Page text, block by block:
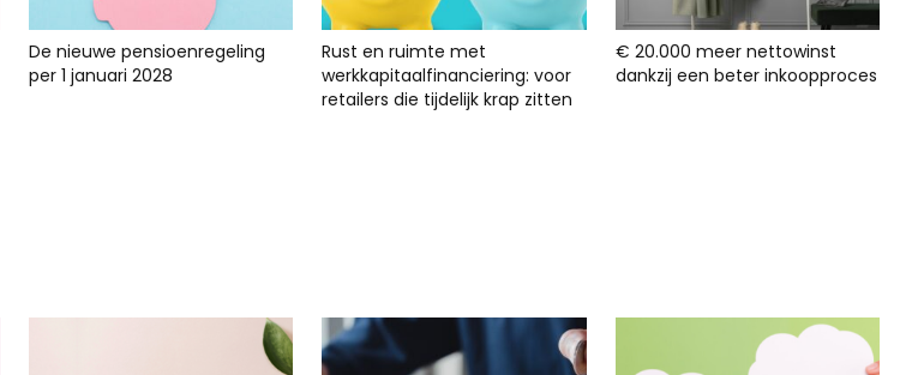
De nieuwe pensioenregeling
per 1 januari 2028
Rust en ruimte met
werkkapitaalfinanciering: voor
retailers die tijdelijk krap zitten
€ 20.000 meer nettowinst
dankzij een beter inkoopproces